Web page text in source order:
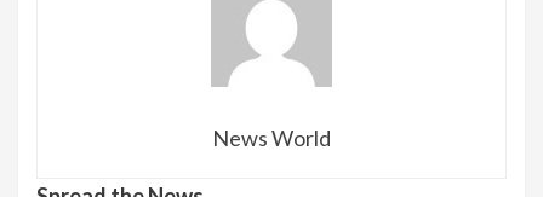
News World